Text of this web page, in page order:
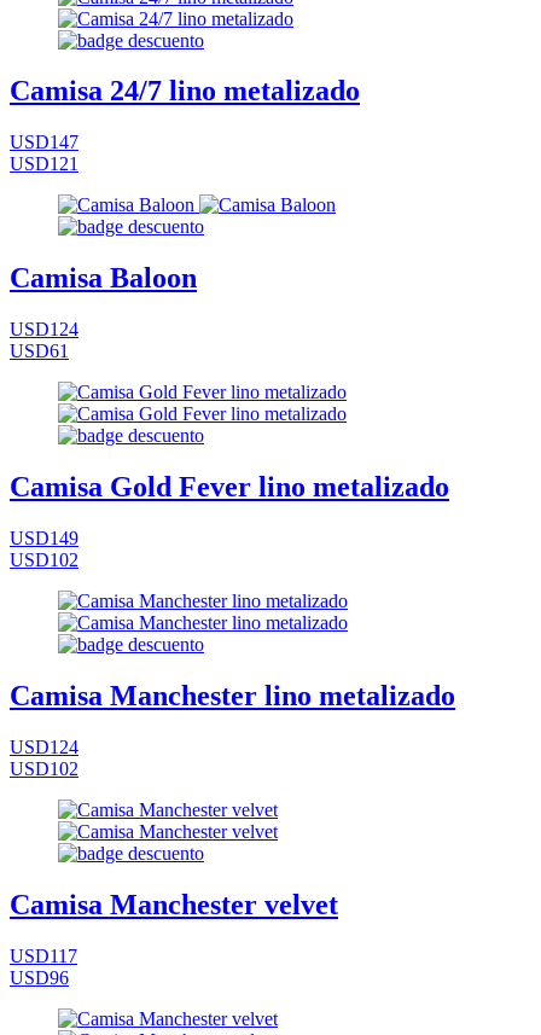
Camisa 24/7 lino metalizado
USD147
USD121
Camisa Baloon
USD124
USD61
Camisa Gold Fever lino metalizado
USD149
USD102
Camisa Manchester lino metalizado
USD124
USD102
Camisa Manchester velvet
USD117
USD96